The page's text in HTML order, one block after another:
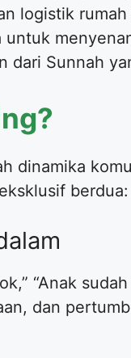
logistik rumah
untuk
dari Sunnah
dinamika
berdua:
“Anak sudah
dan